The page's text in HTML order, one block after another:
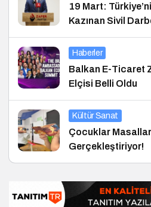
19 Mart:
Kazınan Sivil
Haberler
Balkan E-Ticaret
Elçisi Belli Oldu
Kültür Sanat
Çocuklar
Gerçekleştiriyor!